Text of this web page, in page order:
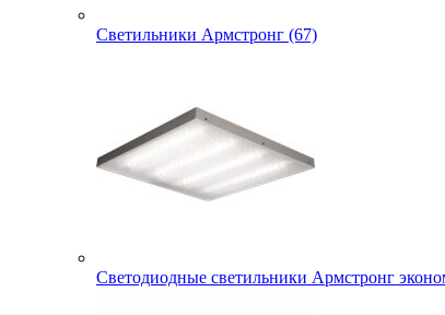
Светильники Армстронг (67)
Светодиодные светильники Армстронг